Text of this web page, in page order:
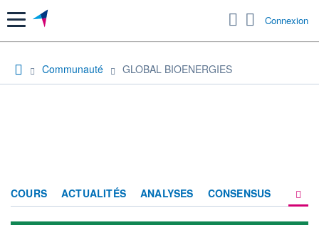
Menu Connexion
Communauté GLOBAL BIOENERGIES
COURS ACTUALITÉS ANALYSES CONSENSUS